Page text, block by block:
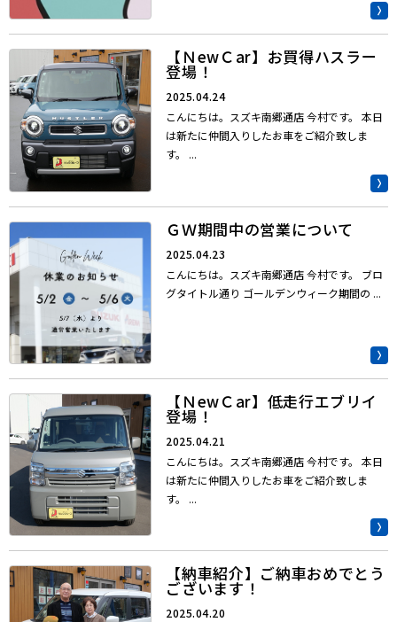
【ＮewＣar】お買得ハスラー
登場！
2025.04.24
こんにちは。スズキ南郷通店 今村です。 本日
は新たに仲間入りしたお車をご紹介致しま
す。 ...
ＧＷ期間中の営業について
2025.04.23
こんにちは。スズキ南郷通店 今村です。 ブロ
グタイトル通り ゴールデンウィーク期間の ...
【ＮewＣar】低走行エブリイ
登場！
2025.04.21
こんにちは。スズキ南郷通店 今村です。 本日
は新たに仲間入りしたお車をご紹介致しま
す。 ...
【納車紹介】ご納車おめでとう
ございます！
2025.04.20